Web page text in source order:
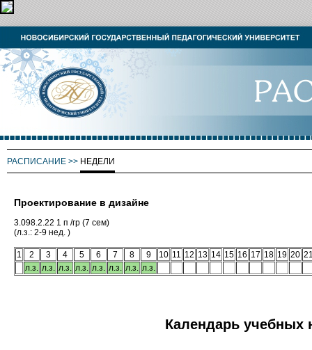
РАСПИСАНИЕ >> НЕДЕЛИ
Проектирование в дизайне
3.098.2.22 1 п /гр (7 сем)
(л.з.: 2-9 нед. )
1 2 3 4 5 6 7 8 9 10 11 12 13 14 15 16 17 18 19 20
л.з. л.з. л.з. л.з. л.з. л.з. л.з. л.з.
Календарь учебных